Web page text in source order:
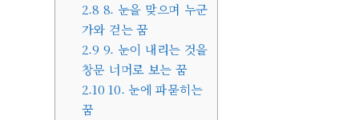
2.8 8. 눈을 맞으며 누군
가와 걷는 꿈
2.9 9. 눈이 내리는 것을
창문 너머로 보는 꿈
2.10 10. 눈에 파묻히는
꿈